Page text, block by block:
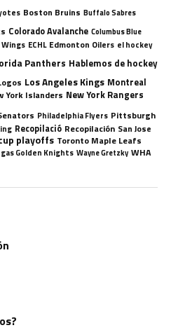
Boston Bruins Buffalo Sabres
Colorado Avalanche Columbus Blue
ECHL Edmonton Oilers el hockey
Panthers Hablemos de hockey
Los Angeles Kings Montreal
York Islanders New York Rangers
Philadelphia Flyers Pittsburgh
Recopilació Recopilación San Jose
playoffs Toronto Maple Leafs
Golden Knights Wayne Gretzky WHA